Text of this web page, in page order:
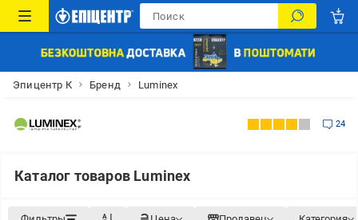
Эпицентр К Бренд Luminex
24
Каталог товаров Luminex